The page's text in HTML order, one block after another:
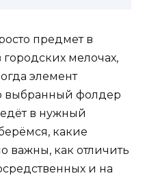
предмет в
мелочах,
элемент
выбранный фолдер
в нужный
какие
важны, как отличить
и на